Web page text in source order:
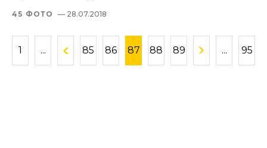
45 ФОТО — 28.07.2018
1 ... 85 86 87 88 89 ... 95